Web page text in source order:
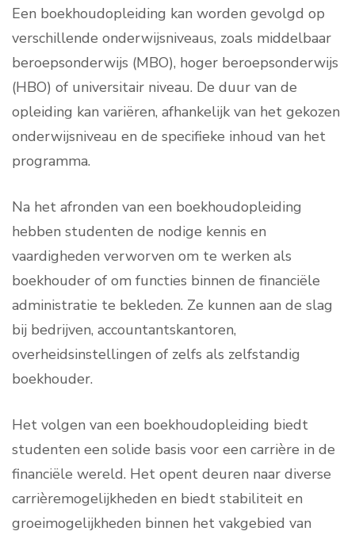
Een boekhoudopleiding kan worden gevolgd op
verschillende onderwijsniveaus, zoals middelbaar
beroepsonderwijs (MBO), hoger beroepsonderwijs
(HBO) of universitair niveau. De duur van de
opleiding kan variëren, afhankelijk van het gekozen
onderwijsniveau en de specifieke inhoud van het
programma.
Na het afronden van een boekhoudopleiding
hebben studenten de nodige kennis en
vaardigheden verworven om te werken als
boekhouder of om functies binnen de financiële
administratie te bekleden. Ze kunnen aan de slag
bij bedrijven, accountantskantoren,
overheidsinstellingen of zelfs als zelfstandig
boekhouder.
Het volgen van een boekhoudopleiding biedt
studenten een solide basis voor een carrière in de
financiële wereld. Het opent deuren naar diverse
carrièremogelijkheden en biedt stabiliteit en
groeimogelijkheden binnen het vakgebied van